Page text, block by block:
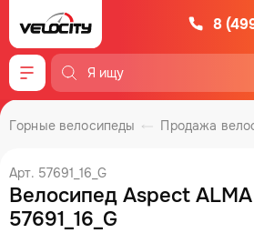
8
Меню
Продажа
Горные велосипеды
Арт. 57691_16_G
Велосипед Aspect
57691_16_G